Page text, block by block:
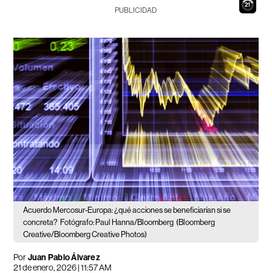
20
PUBLICIDAD
Acuerdo Mercosur-Europa: ¿qué acciones se beneficiarían si se
concreta? Fotógrafo: Paul Hanna/Bloomberg (Bloomberg
Creative/Bloomberg Creative Photos)
PorJuan Pablo Álvarez
21 de enero, 2026 | 11:57 AM